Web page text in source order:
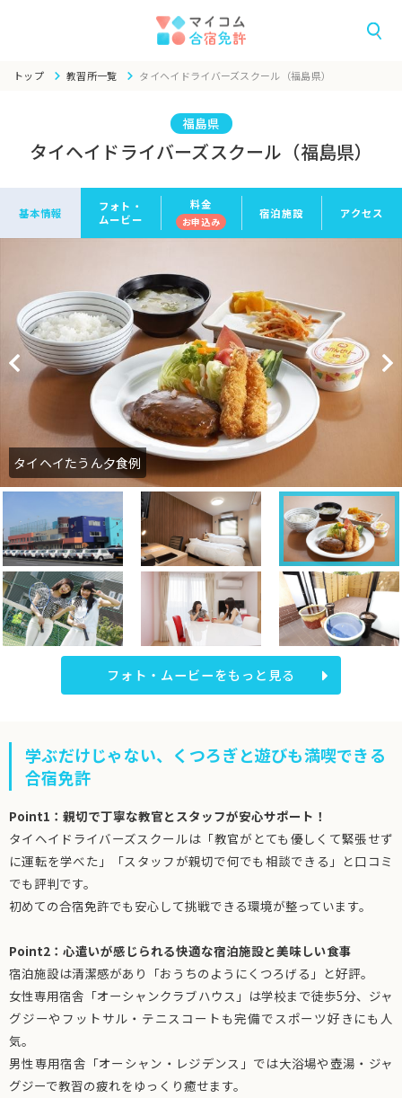
トップ 教習所一覧 タイヘイドライバーズスクール（福島県）
福島県
タイヘイドライバーズスクール（福島県）
基本情報
フォト・
ムービー
料金
お申込み
宿泊施設 アクセス
タイヘイたうん夕食例
フォト・ムービーをもっと見る
学ぶだけじゃない、くつろぎと遊びも満喫できる
合宿免許
Point1：親切で丁寧な教官とスタッフが安心サポート！
タイヘイドライバーズスクールは「教官がとても優しくて緊張せず
に運転を学べた」「スタッフが親切で何でも相談できる」と口コミ
でも評判です。
初めての合宿免許でも安心して挑戦できる環境が整っています。
Point2：心遣いが感じられる快適な宿泊施設と美味しい食事
宿泊施設は清潔感があり「おうちのようにくつろげる」と好評。
女性専用宿舎「オーシャンクラブハウス」は学校まで徒歩5分、ジャ
グジーやフットサル・テニスコートも完備でスポーツ好きにも人
気。
男性専用宿舎「オーシャン・レジデンス」では大浴場や壺湯・ジャ
グジーで教習の疲れをゆっくり癒せます。